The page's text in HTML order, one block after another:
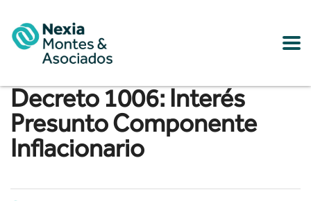
Decreto 1006: Interés
Presunto Componente
Inflacionario